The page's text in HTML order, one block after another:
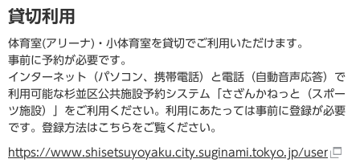
貸切利用
体育室(アリーナ)・小体育室を貸切でご利用いただけます。
事前に予約が必要です。
インターネット（パソコン、携帯電話）と電話（自動音声応答）で
利用可能な杉並区公共施設予約システム「さざんかねっと（スポー
ツ施設）」をご利用ください。利用にあたっては事前に登録が必要
です。登録方法はこちらをご覧ください。
https://www.shisetsuyoyaku.city.suginami.tokyo.jp/user